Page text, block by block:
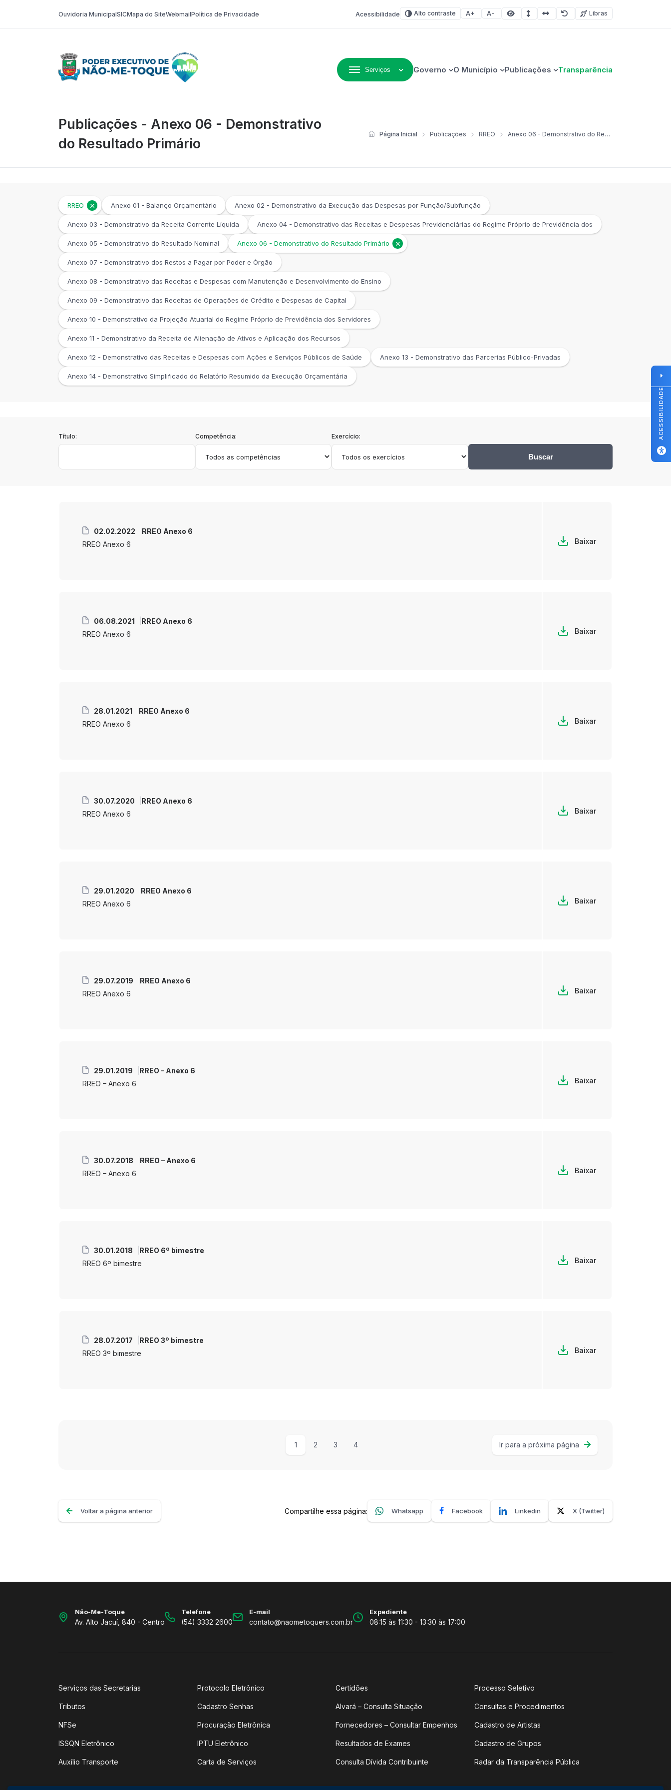
Ouvidoria MunicipalSICMapa do SiteWebmailPolítica de Privacidade Acessibilidade Alto contraste Aumentar fonte
Diminuir fonteÁrea selecionada
Espaçamento de linha
Espaço dos caracteres
RedefinirLibras
Serviços Governo O Município Publicações Transparência
Publicações - Anexo 06 - Demonstrativo
do Resultado Primário
Página Inicial Publicações RREO Anexo 06 - Demonstrativo do Resultado Primário
RREO Anexo 01 - Balanço Orçamentário Anexo 02 - Demonstrativo da Execução das Despesas por Função/Subfunção
Anexo 03 - Demonstrativo da Receita Corrente Líquida Anexo 04 - Demonstrativo das Receitas e Despesas Previdenciárias do Regime Próprio de Previdência dos
Anexo 05 - Demonstrativo do Resultado Nominal Anexo 06 - Demonstrativo do Resultado Primário
Anexo 07 - Demonstrativo dos Restos a Pagar por Poder e Órgão
Anexo 08 - Demonstrativo das Receitas e Despesas com Manutenção e Desenvolvimento do Ensino
Anexo 09 - Demonstrativo das Receitas de Operações de Crédito e Despesas de Capital
Anexo 10 - Demonstrativo da Projeção Atuarial do Regime Próprio de Previdência dos Servidores
Anexo 11 - Demonstrativo da Receita de Alienação de Ativos e Aplicação dos Recursos
Anexo 12 - Demonstrativo das Receitas e Despesas com Ações e Serviços Públicos de Saúde Anexo 13 - Demonstrativo das Parcerias Público-Privadas
Anexo 14 - Demonstrativo Simplificado do Relatório Resumido da Execução Orçamentária
Título: Competência: Exercício:
Buscar
02.02.2022
RREO Anexo 6
RREO Anexo 6
Baixar
06.08.2021
RREO Anexo 6
RREO Anexo 6
Baixar
28.01.2021
RREO Anexo 6
RREO Anexo 6
Baixar
30.07.2020
RREO Anexo 6
RREO Anexo 6
Baixar
29.01.2020
RREO Anexo 6
RREO Anexo 6
Baixar
29.07.2019
RREO Anexo 6
RREO Anexo 6
Baixar
29.01.2019
RREO – Anexo 6
RREO – Anexo 6
Baixar
30.07.2018
RREO – Anexo 6
RREO – Anexo 6
Baixar
30.01.2018
RREO 6º bimestre
RREO 6º bimestre
Baixar
28.07.2017
RREO 3º bimestre
RREO 3º bimestre
Baixar
1 2 3 4 Ir para a próxima página
Voltar a página anterior Compartilhe essa página: Whatsapp Facebook Linkedin X (Twitter)
Não-Me-Toque
Av. Alto Jacuí, 840 - Centro
Telefone
(54) 3332 2600
E-mail
contato@naometoquers.com.br
Expediente
08:15 às 11:30 - 13:30 às 17:00
Serviços das Secretarias
Tributos
NFSe
ISSQN Eletrônico
Auxílio Transporte
Protocolo Eletrônico
Cadastro Senhas
Procuração Eletrônica
IPTU Eletrônico
Carta de Serviços
Certidões
Alvará – Consulta Situação
Fornecedores – Consultar Empenhos
Resultados de Exames
Consulta Dívida Contribuinte
Processo Seletivo
Consultas e Procedimentos
Cadastro de Artistas
Cadastro de Grupos
Radar da Transparência Pública
ACESSIBILIDADE